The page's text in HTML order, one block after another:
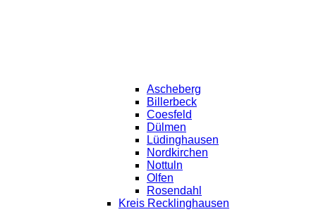
Ascheberg
Billerbeck
Coesfeld
Dülmen
Lüdinghausen
Nordkirchen
Nottuln
Olfen
Rosendahl
Kreis Recklinghausen